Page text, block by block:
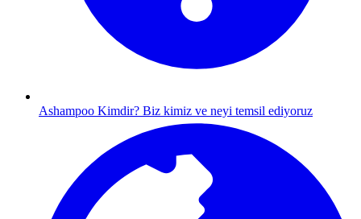
Ashampoo Kimdir? Biz kimiz ve neyi temsil ediyoruz